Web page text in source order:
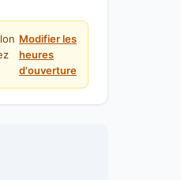
Modifier les
heures
d'ouverture